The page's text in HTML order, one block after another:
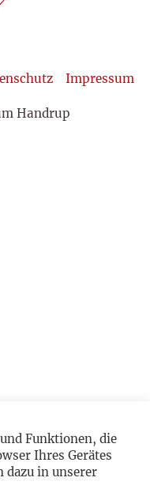
Impressum
Handrup
Funktionen, die
Ihres Gerätes
dazu in unserer